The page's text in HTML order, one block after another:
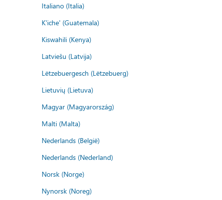
Italiano (Italia)
K'iche' (Guatemala)
Kiswahili (Kenya)
Latviešu (Latvija)
Lëtzebuergesch (Lëtzebuerg)
Lietuvių (Lietuva)
Magyar (Magyarország)
Malti (Malta)
Nederlands (België)
Nederlands (Nederland)
Norsk (Norge)
Nynorsk (Noreg)